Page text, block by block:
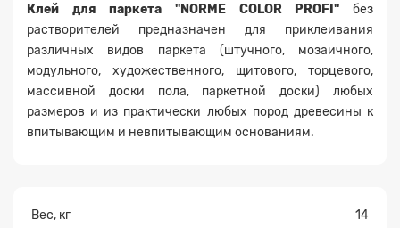
Клей для паркета "NORME COLOR PROFI" без
растворителей предназначен для приклеивания
различных видов паркета (штучного, мозаичного,
модульного, художественного, щитового, торцевого,
массивной доски пола, паркетной доски) любых
размеров и из практически любых пород древесины к
впитывающим и невпитывающим основаниям.
Вес, кг 14